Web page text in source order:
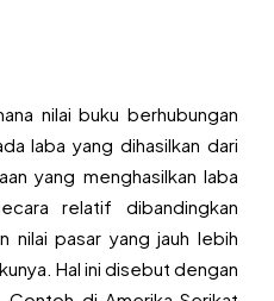
nilai buku berhubungan
laba yang dihasilkan dari
yang menghasilkan laba
relatif dibandingkan
nilai pasar yang jauh lebih
Hal ini disebut dengan